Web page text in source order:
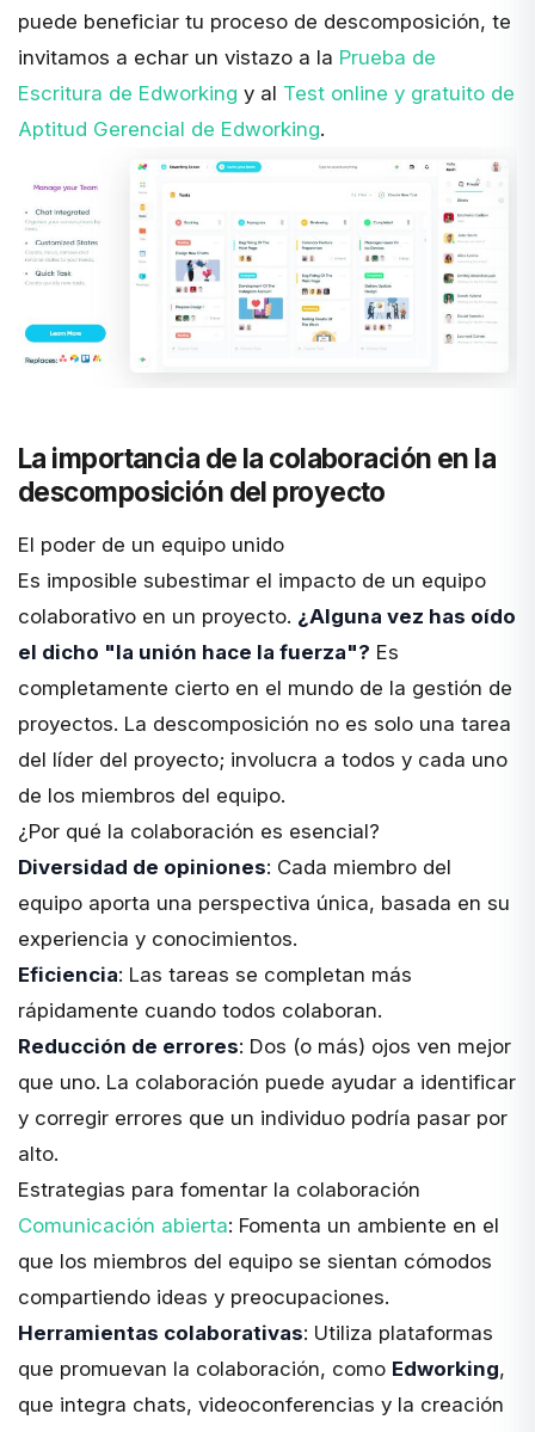
puede beneficiar tu proceso de descomposición, te
invitamos a echar un vistazo a la Prueba de
Escritura de Edworking y al Test online y gratuito de
Aptitud Gerencial de Edworking.
La importancia de la colaboración en la
descomposición del proyecto
El poder de un equipo unido
Es imposible subestimar el impacto de un equipo
colaborativo en un proyecto. ¿Alguna vez has oído
el dicho "la unión hace la fuerza"? Es
completamente cierto en el mundo de la gestión de
proyectos. La descomposición no es solo una tarea
del líder del proyecto; involucra a todos y cada uno
de los miembros del equipo.
¿Por qué la colaboración es esencial?
Diversidad de opiniones: Cada miembro del
equipo aporta una perspectiva única, basada en su
experiencia y conocimientos.
Eficiencia: Las tareas se completan más
rápidamente cuando todos colaboran.
Reducción de errores: Dos (o más) ojos ven mejor
que uno. La colaboración puede ayudar a identificar
y corregir errores que un individuo podría pasar por
alto.
Estrategias para fomentar la colaboración
Comunicación abierta: Fomenta un ambiente en el
que los miembros del equipo se sientan cómodos
compartiendo ideas y preocupaciones.
Herramientas colaborativas: Utiliza plataformas
que promuevan la colaboración, como Edworking,
que integra chats, videoconferencias y la creación